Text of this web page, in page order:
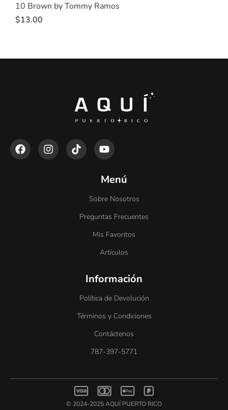
10 Brown by Tommy Ramos
$13.00
Menú
Sobre Nosotros
Preguntas Frecuentes
Mis Favoritos
Artículos
Información
Política de Devolución
Términos y Condiciones
Contáctenos
787-397-5771
© 2024-2025 AQUÍ PUERTO RICO